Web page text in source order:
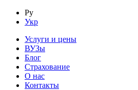
Ру
Укр
Услуги и цены
ВУЗы
Блог
Страхование
О нас
Контакты